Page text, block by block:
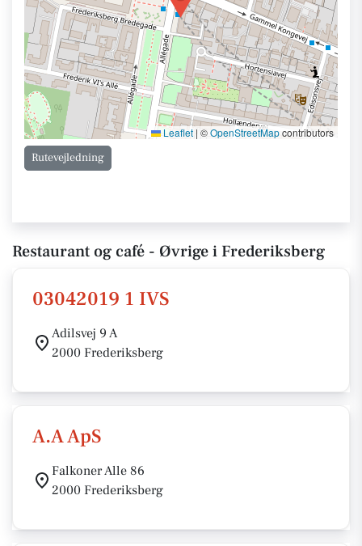
Leaflet | ©OpenStreetMapcontributors
Rutevejledning
Restaurant og café - Øvrige i Frederiksberg
03042019 1 IVS
Adilsvej 9 A
2000 Frederiksberg
A.A ApS
Falkoner Alle 86
2000 Frederiksberg